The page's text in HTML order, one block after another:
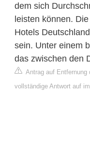
dem sich
leisten können.
Hotels
sein. Unter einem
das zwischen den
Antrag auf Entfernung
vollständige Antwort auf